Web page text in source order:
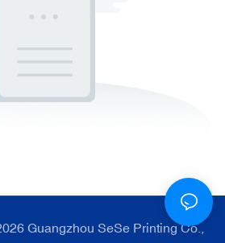
Guangzhou SeSe Printing Co.,